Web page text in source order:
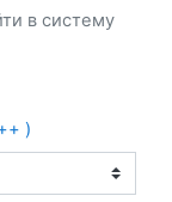
в систему
)